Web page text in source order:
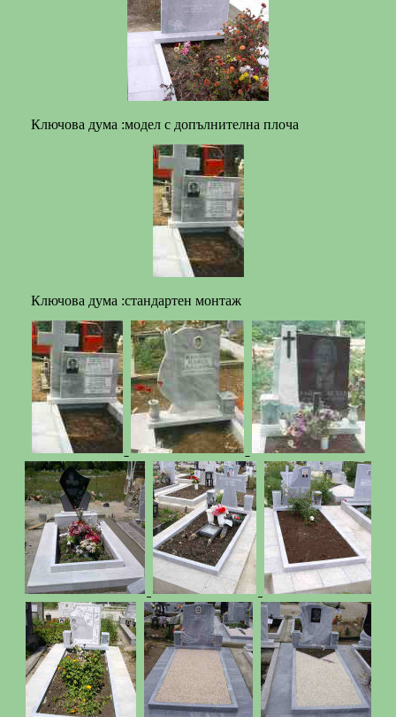
Ключова дума :модел с допълнителна плоча
Ключова дума :стандартен монтаж